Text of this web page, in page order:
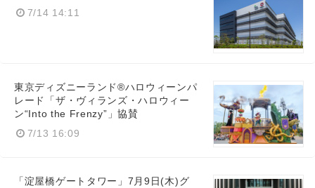
7/14 14:11
東京ディズニーランド®ハロウィーンパ
レード「ザ・ヴィランズ・ハロウィー
ン“Into the Frenzy”」協賛
7/13 16:09
「淀屋橋ゲートタワー」7月9日(木)グ